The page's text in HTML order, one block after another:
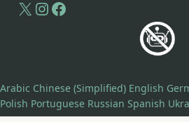
X Instagram
Facebook
Arabic Chinese (Simplified) English
Polish Portuguese Russian Spanish